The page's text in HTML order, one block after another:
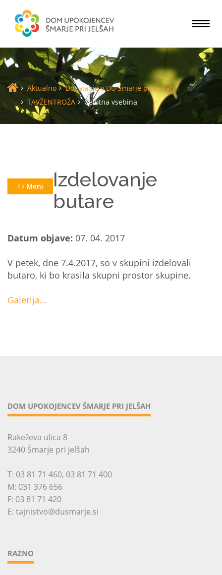
Aktualno
Dogajanje v DU Šmarje pri Jelšah
TAVŽENTROŽA
Celotna vsebina
Meni
Izdelovanje
butare
Datum objave: 07. 04. 2017
V petek, dne 7.4.2017, so v skupini izdelovali
butaro, ki bo krasila skupni prostor skupine.
Galerija...
DOM UPOKOJENCEV ŠMARJE PRI JELŠAH
Rakeževa ulica 8
3240 Šmarje pri jelšah
T: 03 81 71 460, 03 81 71 400
M: 031 376 656
F: 03 81 71 420
E: tajnistvo@dusmarje.si
RAZNO